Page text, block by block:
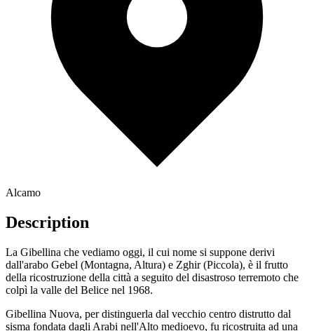
Alcamo
Description
La Gibellina che vediamo oggi, il cui nome si suppone derivi
dall'arabo Gebel (Montagna, Altura) e Zghir (Piccola), è il frutto
della ricostruzione della città a seguito del disastroso terremoto che
colpì la valle del Belice nel 1968.
Gibellina Nuova, per distinguerla dal vecchio centro distrutto dal
sisma fondata dagli Arabi nell'Alto medioevo, fu ricostruita ad una